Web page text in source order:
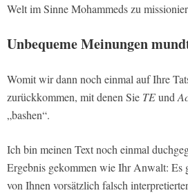
Welt im Sinne Mohammeds zu
Unbequeme Meinungen
Womit wir dann noch einmal auf Ihre
zurückkommen, mit denen Sie TEund
„bashen“.
Ich bin meinen Text noch einmal
Ergebnis gekommen wie Ihr Anwalt: Es
von Ihnen vorsätzlich falsch